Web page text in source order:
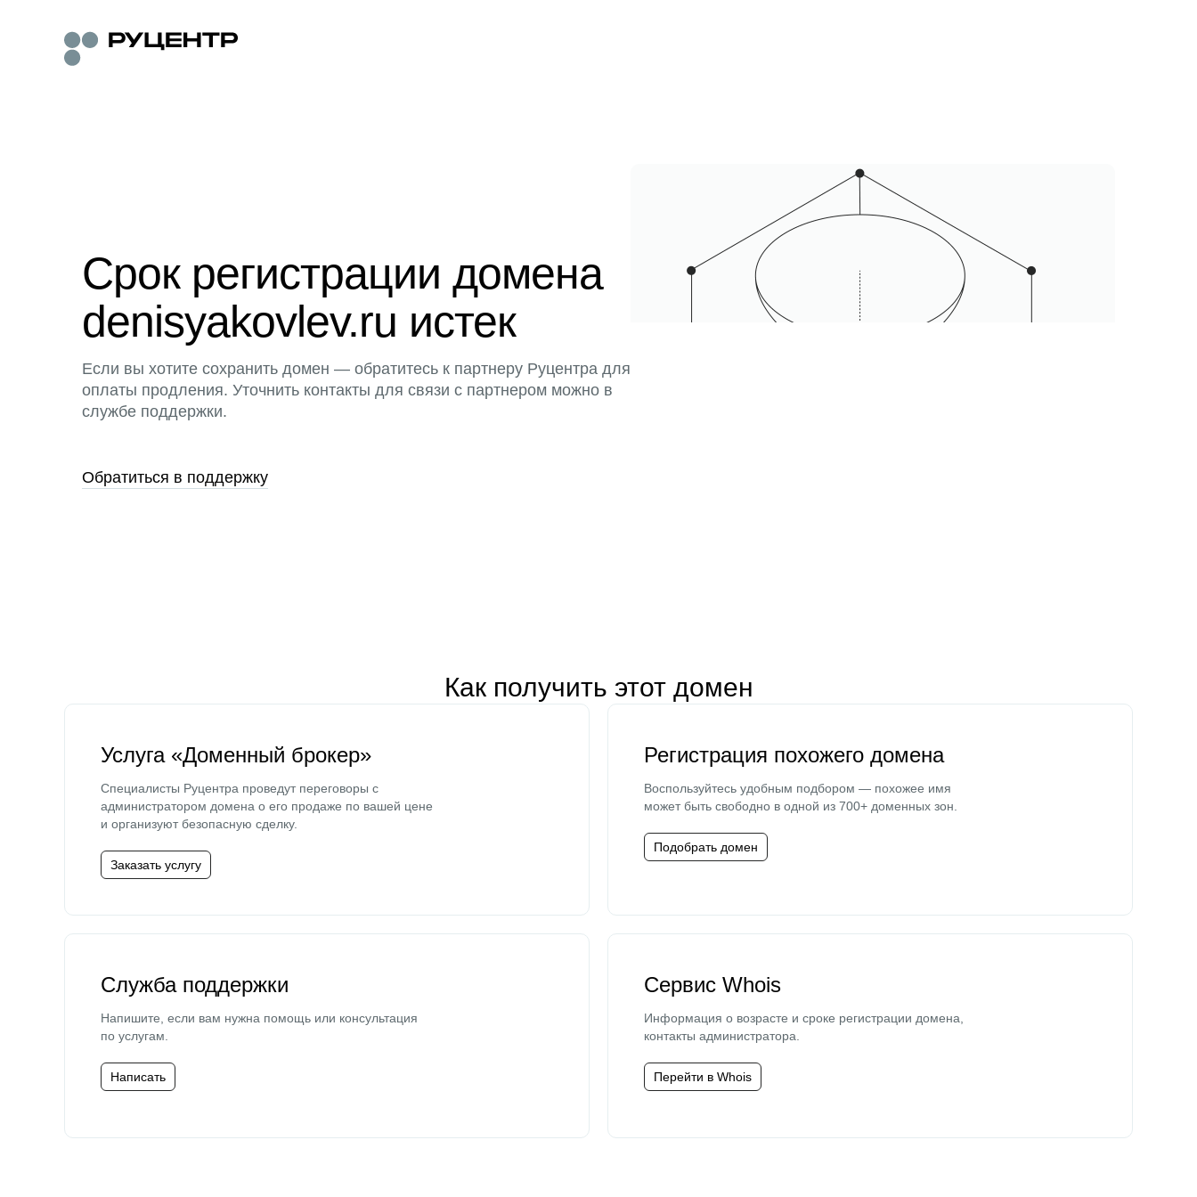
Срок регистрации домена
denisyakovlev.ru истек
Если вы хотите сохранить домен — обратитесь к партнеру Руцентра для
оплаты продления. Уточнить контакты для связи с партнером можно в
службе поддержки.
Обратиться в поддержку
Как получить этот домен
Услуга «Доменный брокер»
Специалисты Руцентра проведут переговоры с
администратором домена о его продаже по вашей цене
и организуют безопасную сделку.
Заказать услугу
Регистрация похожего домена
Воспользуйтесь удобным подбором — похожее имя
может быть свободно в одной из 700+ доменных зон.
Подобрать домен
Служба поддержки
Напишите, если вам нужна помощь или консультация
по услугам.
Написать
Сервис Whois
Информация о возрасте и сроке регистрации домена,
контакты администратора.
Перейти в Whois